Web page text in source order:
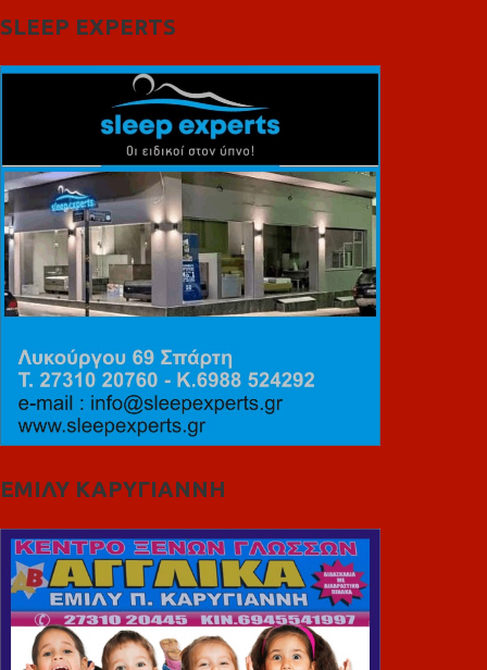
SLEEP EXPERTS
ΕΜΙΛΥ ΚΑΡΥΓΙΑΝΝΗ